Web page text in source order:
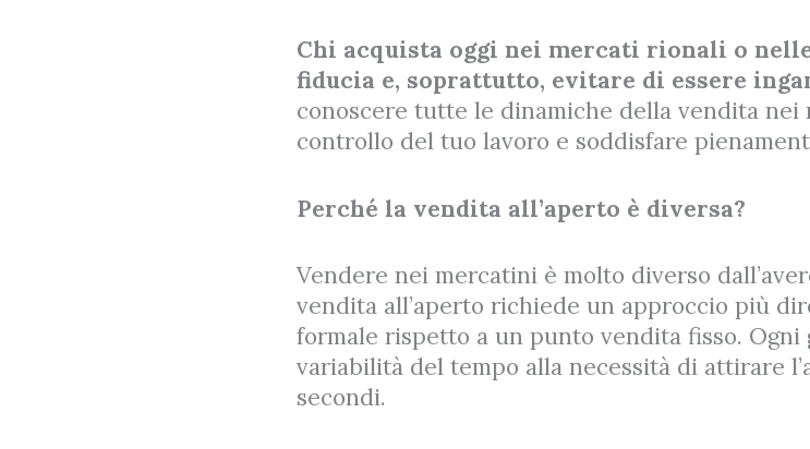
Chi acquista oggi nei mercati rionali o
fiducia e, soprattutto, evitare di essere
conoscere tutte le dinamiche della vendita
controllo del tuo lavoro e soddisfare
Perché la vendita all’aperto è diversa?
Vendere nei mercatini è molto diverso
vendita all’aperto richiede un approccio più
formale rispetto a un punto vendita fisso.
variabilità del tempo alla necessità di attirare
secondi.